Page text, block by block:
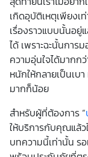
เกิดอุบัติเหตุเพียงเท่
เรื่องราวแบบนั้นอยู่
ได้ เพราะฉะนั้นการ
ความอุ่นใจได้มากก
หนักให้กลายเป็นเบ
มากก็น้อย
สำหรับผู้ที่ต้องการ “
ให้บริการกับคุณแล้
บทความนี้เท่านั้น ร